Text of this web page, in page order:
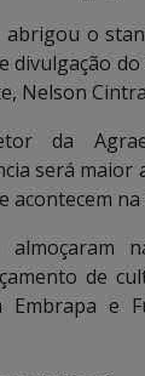
o
divulgação do
Nelson
da
será maior
acontecem na
de
e